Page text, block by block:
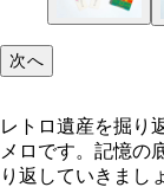
がカル
ランプ
次へ
レトロ遺産を掘り
メロです。記憶の
り返していきまし